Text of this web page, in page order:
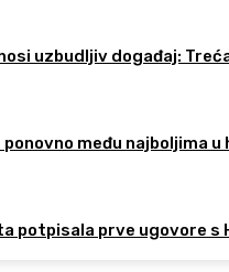
uzbudljiv događaj:
među najboljima
potpisala prve ugovore s